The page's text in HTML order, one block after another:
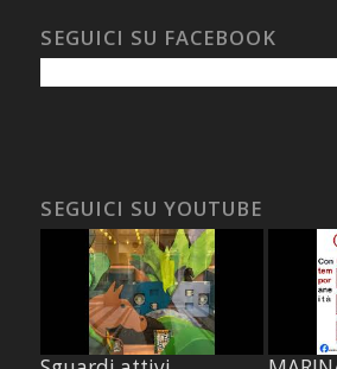
SEGUICI SU FACEBOOK
SEGUICI SU YOUTUBE